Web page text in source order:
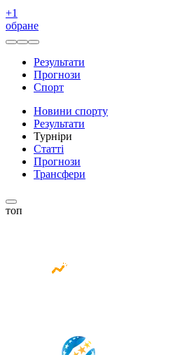
+1
обране
Результати
Прогнози
Спорт
Новини спорту
Результати
Турніри
Статті
Прогнози
Трансфери
топ